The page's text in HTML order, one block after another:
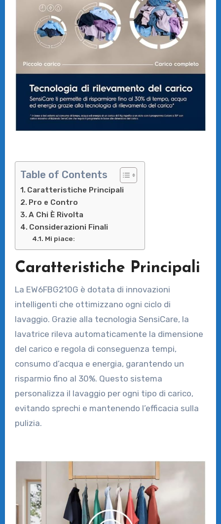
Table of Contents
Caratteristiche Principali
Pro e Contro
A Chi È Rivolta
Considerazioni Finali
Mi piace:
Caratteristiche Principali
La EW6FBG210G è dotata di innovazioni
intelligenti che ottimizzano ogni ciclo di
lavaggio. Grazie alla tecnologia SensiCare, la
lavatrice rileva automaticamente la dimensione
del carico e regola di conseguenza tempi,
consumo d’acqua e energia, garantendo un
risparmio fino al 30%. Questo sistema
personalizza il lavaggio per ogni tipo di carico,
evitando sprechi e mantenendo l’efficacia sulla
pulizia.